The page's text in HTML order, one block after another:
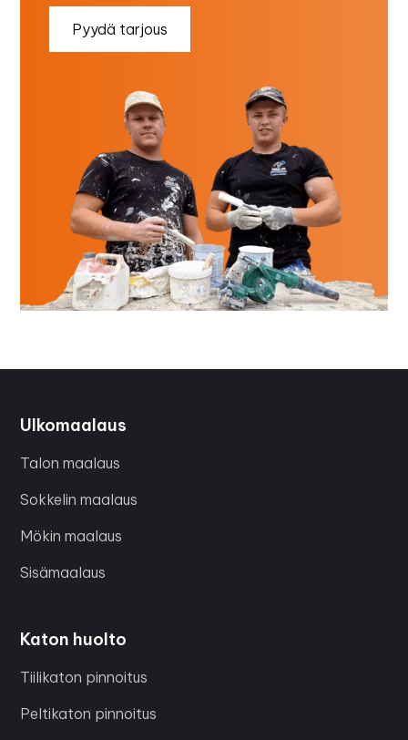
Pyydä tarjous
Ulkomaalaus
Talon maalaus
Sokkelin maalaus
Mökin maalaus
Sisämaalaus
Katon huolto
Tiilikaton pinnoitus
Peltikaton pinnoitus